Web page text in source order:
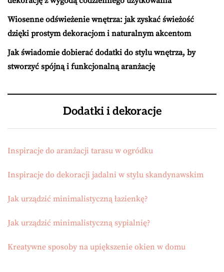
Wiosenne odświeżenie wnętrza: jak zyskać świeżość
dzięki prostym dekoracjom i naturalnym akcentom
Jak świadomie dobierać dodatki do stylu wnętrza, by
stworzyć spójną i funkcjonalną aranżację
Dodatki i dekoracje
Inspiracje do aranżacji tarasu w ogródku
Inspiracje do dekoracji jadalni w stylu skandynawskim
Jak urządzić minimalistyczną łazienkę?
Jak urządzić minimalistyczną sypialnię?
Kreatywne sposoby na upiększenie okien w domu